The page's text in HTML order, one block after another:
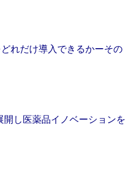
れだけ導入できるかーその
し医薬品イノベーションを